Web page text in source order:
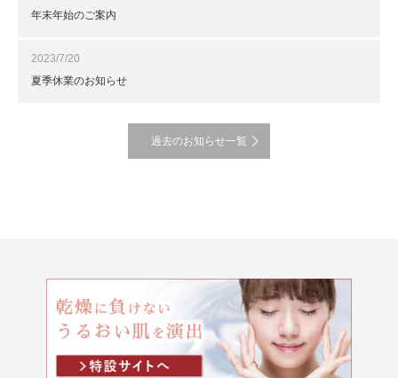
年末年始のご案内
2023/7/20
夏季休業のお知らせ
過去のお知らせ一覧